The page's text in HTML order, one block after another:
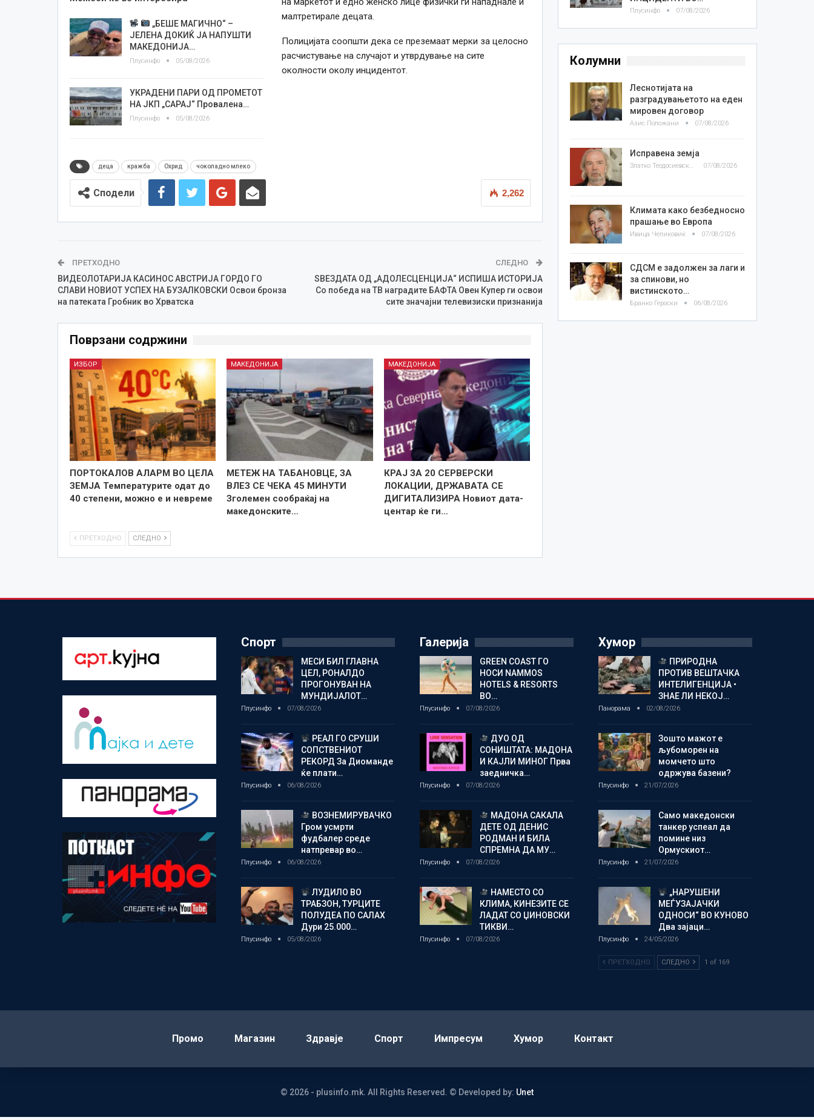
„БЕШЕ МАГИЧНО“ –
ЈЕЛЕНА ДОКИЌ ЈА НАПУШТИ
МАКЕДОНИЈА…
Плусинфо 05/08/2026
УКРАДЕНИ ПАРИ ОД ПРОМЕТОТ
НА ЈКП „САРАЈ“ Провалена…
Плусинфо 05/08/2026
малтретирале децата.
Полицијата соопшти дека се преземаат мерки за целосно
расчистување на случајот и утврдување на сите
околности околу инцидентот.
деца кражба Охрид чоколадно млеко
2,262
Сподели
ПРЕТХОДНО
ВИДЕОЛОТАРИЈА КАСИНОС АВСТРИЈА ГОРДО ГО
СЛАВИ НОВИОТ УСПЕХ НА БУЗАЛКОВСКИ Освои бронза
на патеката Гробник во Хрватска
СЛЕДНО
ЅВЕЗДАТА ОД „АДОЛЕСЦЕНЦИЈА“ ИСПИША ИСТОРИЈА
Со победа на ТВ наградите БАФТА Овен Купер ги освои
сите значајни телевизиски признанија
Поврзани содржини
ИЗБОР
ПОРТОКАЛОВ АЛАРМ ВО ЦЕЛА
ЗЕМЈА Температурите одат до
40 степени, можно е и невреме
МАКЕДОНИЈА
МЕТЕЖ НА ТАБАНОВЦЕ, ЗА
ВЛЕЗ СЕ ЧЕКА 45 МИНУТИ
Зголемен сообраќај на
македонските…
МАКЕДОНИЈА
КРАЈ ЗА 20 СЕРВЕРСКИ
ЛОКАЦИИ, ДРЖАВАТА СЕ
ДИГИТАЛИЗИРА Новиот дата-
центар ќе ги…
ПРЕТХОДНО СЛЕДНО
Плусинфо 07/08/2026
Колумни
Леснотијата на
разградувањетото на еден
мировен договор
Азис Положани 07/08/2026
Исправена земја
Златко Теодосиевски 07/08/2026
Климата како безбедносно
прашање во Европа
Ивица Челиковиќ 07/08/2026
СДСМ е задолжен за лаги и
за спинови, но
вистинското…
Бранко Героски 06/08/2026
Спорт
МЕСИ БИЛ ГЛАВНА
ЦЕЛ, РОНАЛДО
ПРОГОНУВАН НА
МУНДИЈАЛОТ…
Плусинфо 07/08/2026
РЕАЛ ГО СРУШИ
СОПСТВЕНИОТ
РЕКОРД За Диоманде
ќе плати…
Плусинфо 06/08/2026
ВОЗНЕМИРУВАЧКО
Гром усмрти
фудбалер среде
натпревар во…
Плусинфо 06/08/2026
ЛУДИЛО ВО
ТРАБЗОН, ТУРЦИТЕ
ПОЛУДЕА ПО САЛАХ
Дури 25.000…
Плусинфо 05/08/2026
Галерија
GREEN COAST ГО
НОСИ NAMMOS
HOTELS & RESORTS
ВО…
Плусинфо 07/08/2026
ДУО ОД
СОНИШТАТА: МАДОНА
И КАЈЛИ МИНОГ Прва
заедничка…
Плусинфо 07/08/2026
МАДОНА САКАЛА
ДЕТЕ ОД ДЕНИС
РОДМАН И БИЛА
СПРЕМНА ДА МУ…
Плусинфо 07/08/2026
НАМЕСТО СО
КЛИМА, КИНЕЗИТЕ СЕ
ЛАДАТ СО ЏИНОВСКИ
ТИКВИ…
Плусинфо 07/08/2026
Хумор
ПРИРОДНА
ПРОТИВ ВЕШТАЧКА
ИНТЕЛИГЕНЦИЈА •
ЗНАЕ ЛИ НЕКОЈ…
Панорама 02/08/2026
Зошто мажот е
љубоморен на
момчето што
одржува базени?
Плусинфо 21/07/2026
Само македонски
танкер успеал да
помине низ
Ормускиот…
Плусинфо 21/07/2026
„НАРУШЕНИ
МЕЃУЗАЈАЧКИ
ОДНОСИ“ ВО КУНОВО
Два зајаци…
Плусинфо 24/05/2026
ПРЕТХОДНО СЛЕДНО 1 of 169
Промо Магазин Здравје Спорт Импресум Хумор Контакт
© 2026 - plusinfo.mk. All Rights Reserved. © Developed by: Unet